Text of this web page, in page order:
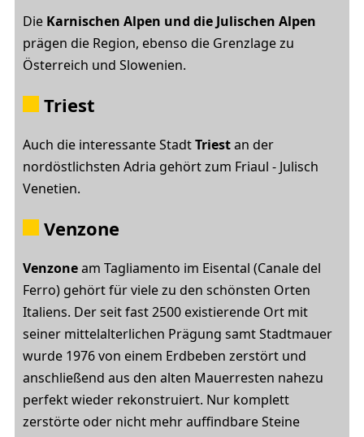
Die Karnischen Alpen und die Julischen Alpen
prägen die Region, ebenso die Grenzlage zu
Österreich und Slowenien.
Triest
Auch die interessante StadtTriestan der
nordöstlichsten Adria gehört zum Friaul - Julisch
Venetien.
Venzone
Venzoneam Tagliamento im Eisental (Canale del
Ferro) gehört für viele zu den schönsten Orten
Italiens. Der seit fast 2500 existierende Ort mit
seiner mittelalterlichen Prägung samt Stadtmauer
wurde 1976 von einem Erdbeben zerstört und
anschließend aus den alten Mauerresten nahezu
perfekt wieder rekonstruiert. Nur komplett
zerstörte oder nicht mehr auffindbare Steine